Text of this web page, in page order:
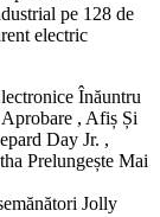
pe 128 de
electric
Înăuntru
, Afiș Și
Day Jr. ,
Prelungește Mai
Jolly